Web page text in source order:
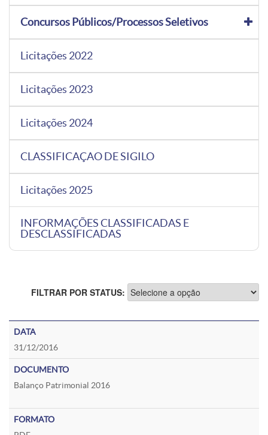
Concursos Públicos/Processos Seletivos
Licitações 2022
Licitações 2023
Licitações 2024
CLASSIFICAÇAO DE SIGILO
Licitações 2025
INFORMAÇÕES CLASSIFICADAS E
DESCLASSIFICADAS
FILTRAR POR STATUS:
31/12/2016
Balanço Patrimonial 2016